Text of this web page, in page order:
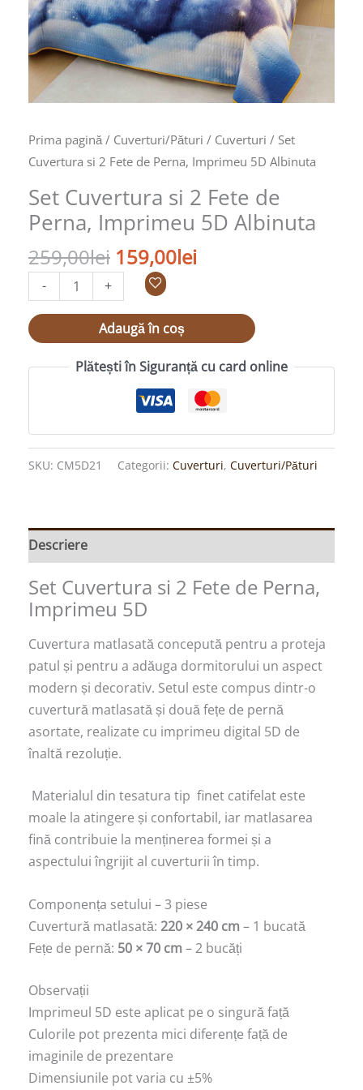
Prima pagină/ Cuverturi/Pături / Cuverturi / Set
Cuvertura si 2 Fete de Perna, Imprimeu 5D Albinuta
Set Cuvertura si 2 Fete de
Perna, Imprimeu 5D Albinuta
259,00lei 159,00lei
-
Albinuta
+
Adaugă în coș
Plătești în Siguranță cu card online
SKU: CM5D21 Categorii: Cuverturi, Cuverturi/Pături
Descriere
Set Cuvertura si 2 Fete de Perna,
Imprimeu 5D
Cuvertura matlasată concepută pentru a proteja
patul și pentru a adăuga dormitorului un aspect
modern și decorativ. Setul este compus dintr-o
cuvertură matlasată și două fețe de pernă
asortate, realizate cu imprimeu digital 5D de
înaltă rezoluție.
Materialul din tesatura tip finet catifelat este
moale la atingere și confortabil, iar matlasarea
fină contribuie la menținerea formei și a
aspectului îngrijit al cuverturii în timp.
Componența setului – 3 piese
Cuvertură matlasată: 220 × 240 cm – 1 bucată
Fețe de pernă: 50 × 70 cm – 2 bucăți
Observații
Imprimeul 5D este aplicat pe o singură față
Culorile pot prezenta mici diferențe față de
imaginile de prezentare
Dimensiunile pot varia cu ±5%